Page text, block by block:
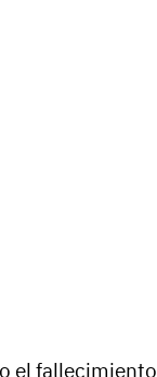
el